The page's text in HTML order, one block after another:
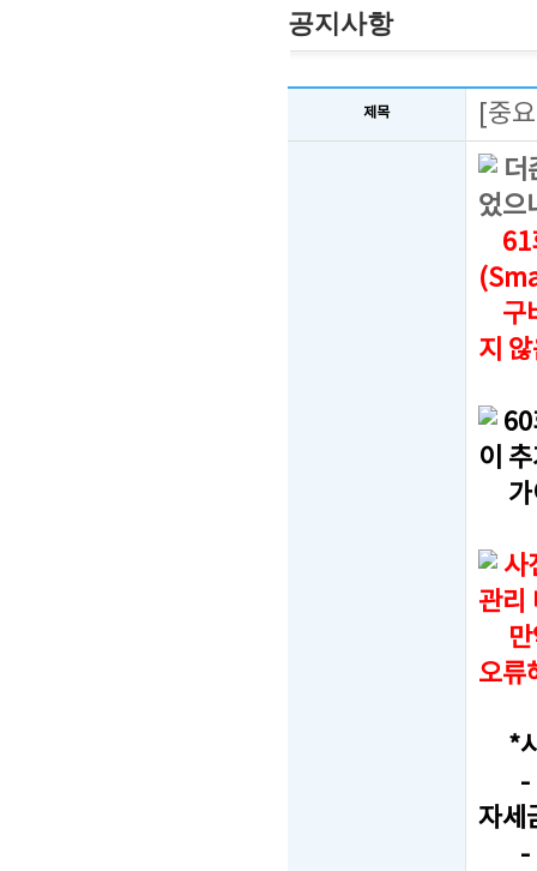
공지사항
제목
[중
더
었으
61
구
지
60
이
가
사
관리
만
오류
*사
-
자세
-